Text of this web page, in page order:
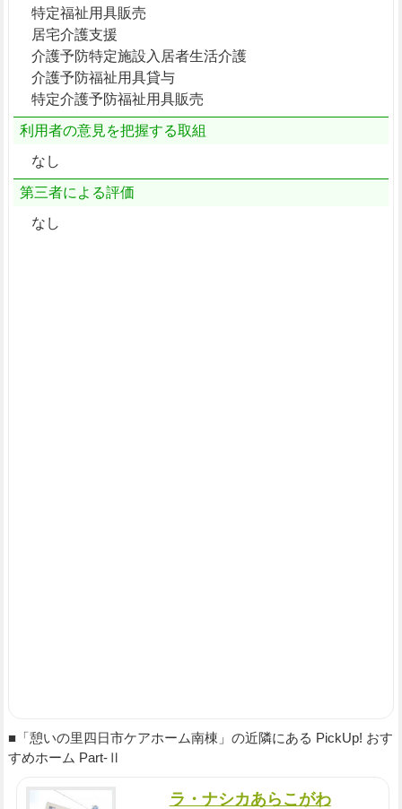
特定福祉用具販売
居宅介護支援
介護予防特定施設入居者生活介護
介護予防福祉用具貸与
特定介護予防福祉用具販売
利用者の意見を把握する取組
なし
第三者による評価
なし
■「憩いの里四日市ケアホーム南棟」の近隣にある PickUp! おす
すめホーム Part-Ⅱ
ラ・ナシカあらこがわ